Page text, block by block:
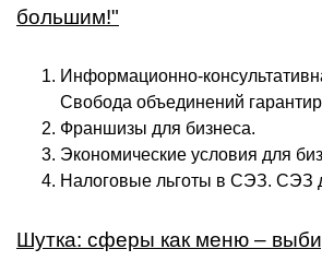
большим!"
Информационно-
Свобода объединений
Франшизы для бизнеса.
Экономические условия для
Налоговые льготы в СЭЗ. СЭЗ
Шутка: сферы как меню –